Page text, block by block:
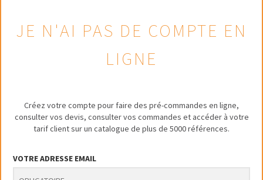
JE N'AI PAS DE COMPTE EN
LIGNE
Créez votre compte pour faire des pré-commandes en ligne,
consulter vos devis, consulter vos commandes et accéder à votre
tarif client sur un catalogue de plus de 5000 références.
VOTRE ADRESSE EMAIL